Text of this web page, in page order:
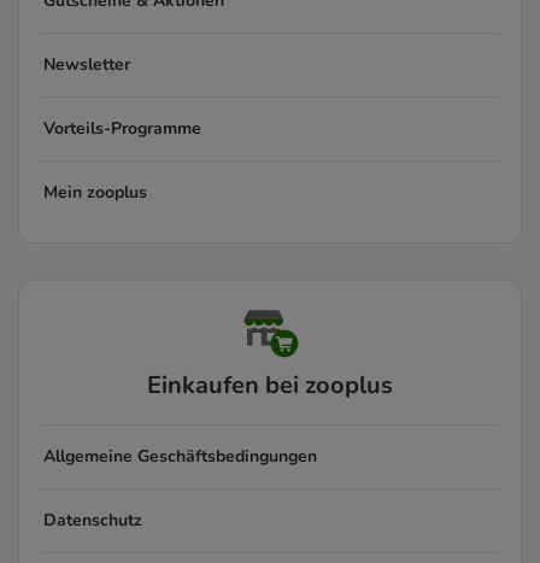
Newsletter
Vorteils-Programme
Mein zooplus
Einkaufen bei zooplus
Allgemeine Geschäftsbedingungen
Datenschutz